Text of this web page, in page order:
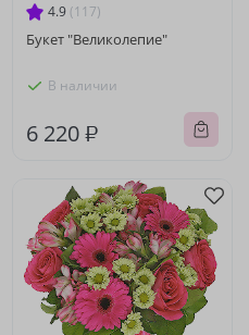
4.9 (117)
Букет "Великолепие"
В наличии
6 220 ₽